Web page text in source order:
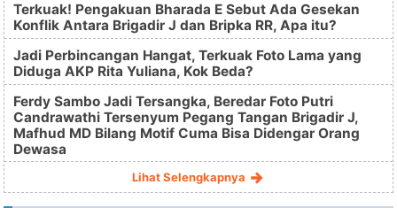
Terkuak! Pengakuan Bharada E Sebut Ada Gesekan
Konflik Antara Brigadir J dan Bripka RR, Apa itu?
Jadi Perbincangan Hangat, Terkuak Foto Lama yang
Diduga AKP Rita Yuliana, Kok Beda?
Ferdy Sambo Jadi Tersangka, Beredar Foto Putri
Candrawathi Tersenyum Pegang Tangan Brigadir J,
Mafhud MD Bilang Motif Cuma Bisa Didengar Orang
Dewasa
Lihat Selengkapnya